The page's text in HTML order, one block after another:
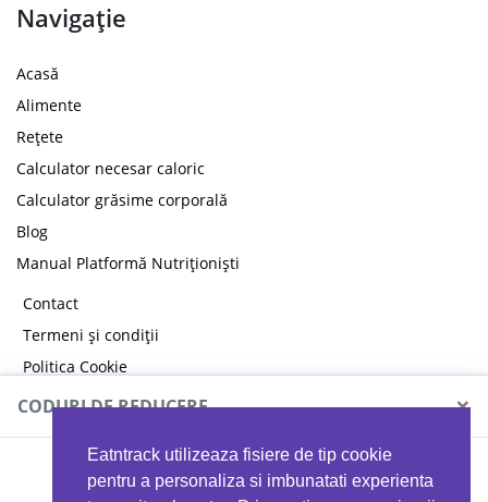
Eatntrack utilizeaza fisiere de tip cookie
pentru a personaliza si imbunatati experienta
Navigație
Acasă
Alimente
Rețete
Calculator necesar caloric
Calculator grăsime corporală
Blog
Manual Platformă Nutriționiști
Contact
Termeni și condiții
Politica Cookie
Politica de confidențialitate
CODURI DE REDUCERE ×
MYPROTEIN